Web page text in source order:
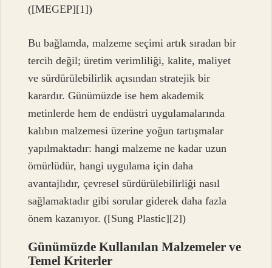
([MEGEP][1])
Bu bağlamda, malzeme seçimi artık sıradan bir
tercih değil; üretim verimliliği, kalite, maliyet
ve sürdürülebilirlik açısından stratejik bir
karardır. Günümüzde ise hem akademik
metinlerde hem de endüstri uygulamalarında
kalıbın malzemesi üzerine yoğun tartışmalar
yapılmaktadır: hangi malzeme ne kadar uzun
ömürlüdür, hangi uygulama için daha
avantajlıdır, çevresel sürdürülebilirliği nasıl
sağlamaktadır gibi sorular giderek daha fazla
önem kazanıyor. ([Sung Plastic][2])
Günümüzde Kullanılan Malzemeler ve
Temel Kriterler